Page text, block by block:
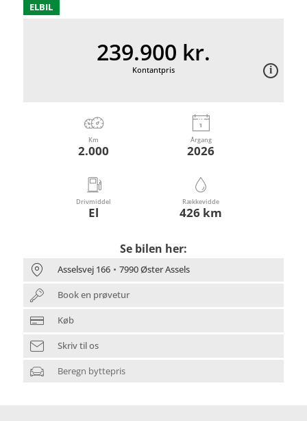
ELBIL
239.900 kr.
Kontantpris
Km
2.000
Årgang
2026
Drivmiddel
El
Rækkevidde
426 km
Se bilen her:
Asselsvej 166 7990 Øster Assels
Book en prøvetur
Køb
Skriv til os
Beregn byttepris